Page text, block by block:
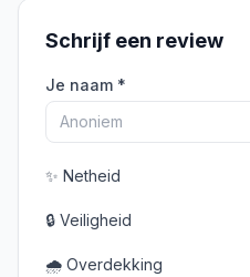
Schrijf een review
Je naam *
✨ Netheid
🔒 Veiligheid
🌧️ Overdekking